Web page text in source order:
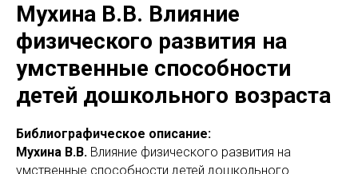
Мухина В.В. Влияние
физического развития на
умственные способности
детей дошкольного возраста
Библиографическое описание:
Мухина В.В. Влияние физического развития на
умственные способности детей дошкольного